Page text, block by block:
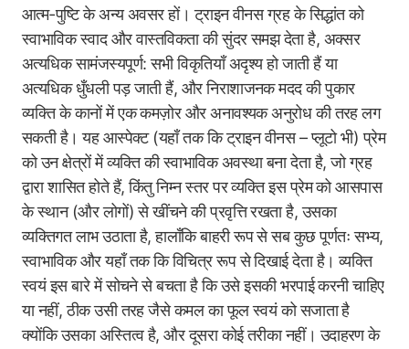
आत्म-पुष्टि के अन्य अवसर हों। ट्राइन वीनस ग्रह के सिद्धांत को
स्वाभाविक स्वाद और वास्तविकता की सुंदर समझ देता है, अक्सर
अत्यधिक सामंजस्यपूर्ण: सभी विकृतियाँ अदृश्य हो जाती हैं या
अत्यधिक धुँधली पड़ जाती हैं, और निराशाजनक मदद की पुकार
व्यक्ति के कानों में एक कमज़ोर और अनावश्यक अनुरोध की तरह लग
सकती है। यह आस्पेक्ट (यहाँ तक कि ट्राइन वीनस – प्लूटो भी) प्रेम
को उन क्षेत्रों में व्यक्ति की स्वाभाविक अवस्था बना देता है, जो ग्रह
द्वारा शासित होते हैं, किंतु निम्न स्तर पर व्यक्ति इस प्रेम को आसपास
के स्थान (और लोगों) से खींचने की प्रवृत्ति रखता है, उसका
व्यक्तिगत लाभ उठाता है, हालाँकि बाहरी रूप से सब कुछ पूर्णतः सभ्य,
स्वाभाविक और यहाँ तक कि विचित्र रूप से दिखाई देता है। व्यक्ति
स्वयं इस बारे में सोचने से बचता है कि उसे इसकी भरपाई करनी चाहिए
या नहीं, ठीक उसी तरह जैसे कमल का फूल स्वयं को सजाता है
क्योंकि उसका अस्तित्व है, और दूसरा कोई तरीका नहीं। उदाहरण के